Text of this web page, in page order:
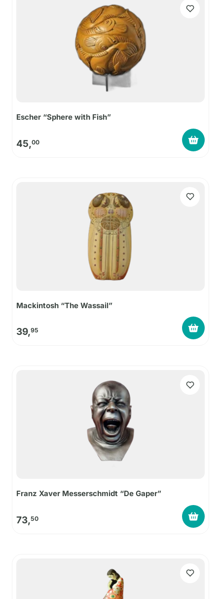
Escher “Sphere with Fish”
45,00
Mackintosh “The Wassail”
39,95
Franz Xaver Messerschmidt “De Gaper”
73,50